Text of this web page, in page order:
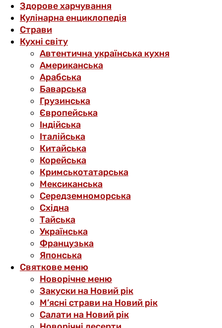
Здорове харчування
Кулінарна енциклопедія
Страви
Кухні світу
Автентична українська кухня
Американська
Арабська
Баварська
Грузинська
Європейська
Індійська
Італійська
Китайська
Корейська
Кримськотатарська
Мексиканська
Середземноморська
Східна
Тайська
Українська
Французька
Японська
Святкове меню
Новорічне меню
Закуски на Новий рік
М’ясні страви на Новий рік
Салати на Новий рік